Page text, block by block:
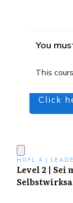
You
This
Click
HOFL 4 |
Level 2 | Sei